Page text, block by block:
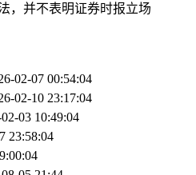
，并不表明证券时报立场
02-07 00:54:04
02-10 23:17:04
03 10:49:04
23:58:04